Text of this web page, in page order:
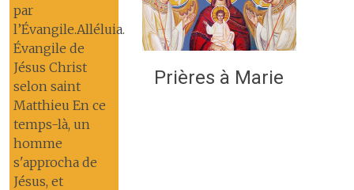
par
l’Évangile.Alléluia.
Évangile de
Jésus Christ
selon saint
Matthieu En ce
temps-là, un
homme
s'approcha de
Jésus, et
Prières à Marie